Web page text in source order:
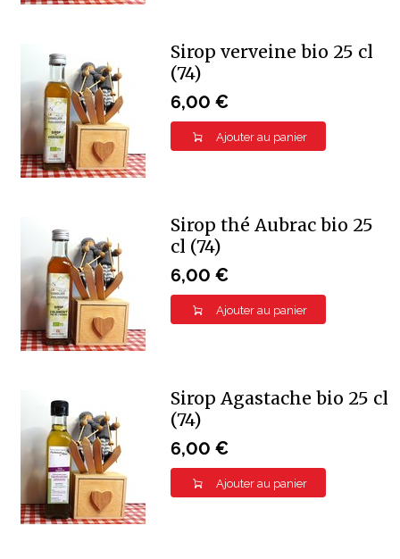
Sirop verveine bio 25 cl
(74)
6,00 €
Ajouter au panier
Sirop thé Aubrac bio 25
cl (74)
6,00 €
Ajouter au panier
Sirop Agastache bio 25 cl
(74)
6,00 €
Ajouter au panier